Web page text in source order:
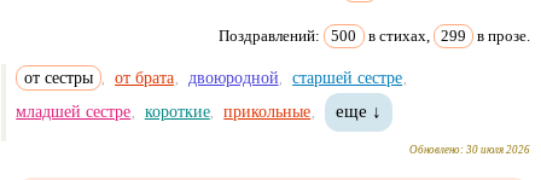
Поздравлений: 500 в стихах, 299 в прозе.
от сестры от брата двоюродной старшей сестре
младшей сестре короткие прикольные еще ↓
Обновлено:30 июля 2026